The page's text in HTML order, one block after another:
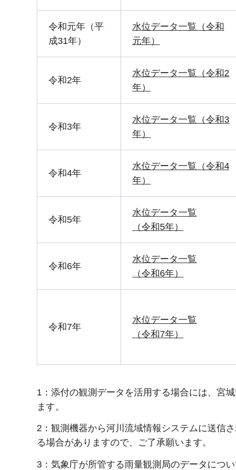
令和元年（平
成31年）
水位データ一覧（令和
元年）
令和2年
水位データ一覧（令和2
年）
令和3年
水位データ一覧（令和3
年）
令和4年
水位データ一覧（令和4
年）
令和5年
水位データ一覧
（令和5年）
令和6年
水位データ一覧
（令和6年）
令和7年
水位データ一覧
（令和7年）
1：添付の観測データを活用する場合には、宮
ます。
2：観測機器から河川流域情報システムに送信
る場合がありますので、ご了承願います。
3：気象庁が所管する雨量観測局のデータにつ